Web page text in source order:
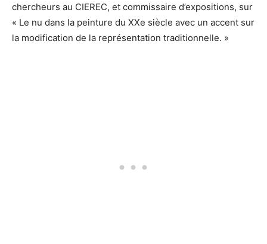
chercheurs au CIEREC, et commissaire d’expositions, sur
« Le nu dans la peinture du XXe siècle avec un accent sur
la modification de la représentation traditionnelle. »